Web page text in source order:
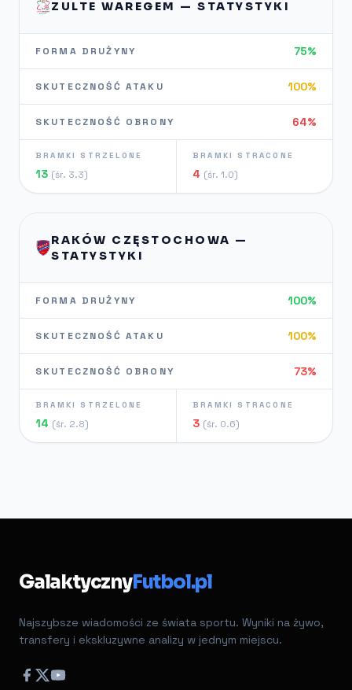
ZULTE WAREGEM — STATYSTYKI
FORMA DRUŻYNY 75%
SKUTECZNOŚĆ ATAKU 100%
SKUTECZNOŚĆ OBRONY 64%
BRAMKI STRZELONE
13 (śr. 3.3)
BRAMKI STRACONE
4 (śr. 1.0)
RAKÓW CZĘSTOCHOWA —
STATYSTYKI
FORMA DRUŻYNY 100%
SKUTECZNOŚĆ ATAKU 100%
SKUTECZNOŚĆ OBRONY 73%
BRAMKI STRZELONE
14 (śr. 2.8)
BRAMKI STRACONE
3 (śr. 0.6)
GalaktycznyFutbol.pl
Najszybsze wiadomości ze świata sportu. Wyniki na żywo,
transfery i ekskluzywne analizy w jednym miejscu.